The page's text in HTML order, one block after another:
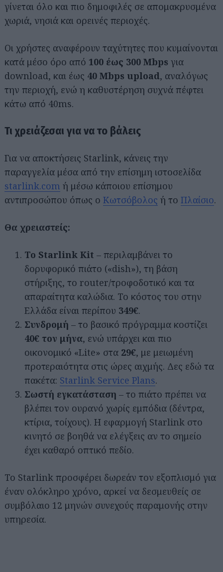
γίνεται όλο και πιο δημοφιλές σε απομακρυσμένα
χωριά, νησιά και ορεινές περιοχές.
Οι χρήστες αναφέρουν ταχύτητες που κυμαίνονται
κατά μέσο όρο από 100 έως 300 Mbps για
download, και έως 40 Mbps upload, αναλόγως
την περιοχή, ενώ η καθυστέρηση συχνά πέφτει
κάτω από 40ms.
Τι χρειάζεσαι για να το βάλεις
Για να αποκτήσεις Starlink, κάνεις την
παραγγελία μέσα από την επίσημη ιστοσελίδα
starlink.com ή μέσω κάποιου επίσημου
αντιπροσώπου όπως ο Κωτσόβολος ή το Πλαίσιο.
Θα χρειαστείς:
Το Starlink Kit – περιλαμβάνει το
δορυφορικό πιάτο («dish»), τη βάση
στήριξης, το router/τροφοδοτικό και τα
απαραίτητα καλώδια. Το κόστος του στην
Ελλάδα είναι περίπου 349€.
Συνδρομή – το βασικό πρόγραμμα κοστίζει
40€ τον μήνα, ενώ υπάρχει και πιο
οικονομικό «Lite» στα 29€, με μειωμένη
προτεραιότητα στις ώρες αιχμής. Δες εδώ τα
πακέτα: Starlink Service Plans.
Σωστή εγκατάσταση – το πιάτο πρέπει να
βλέπει τον ουρανό χωρίς εμπόδια (δέντρα,
κτίρια, τοίχους). Η εφαρμογή Starlink στο
κινητό σε βοηθά να ελέγξεις αν το σημείο
έχει καθαρό οπτικό πεδίο.
Το Starlink προσφέρει δωρεάν τον εξοπλισμό για
έναν ολόκληρο χρόνο, αρκεί να δεσμευθείς σε
συμβόλαιο 12 μηνών συνεχούς παραμονής στην
υπηρεσία.